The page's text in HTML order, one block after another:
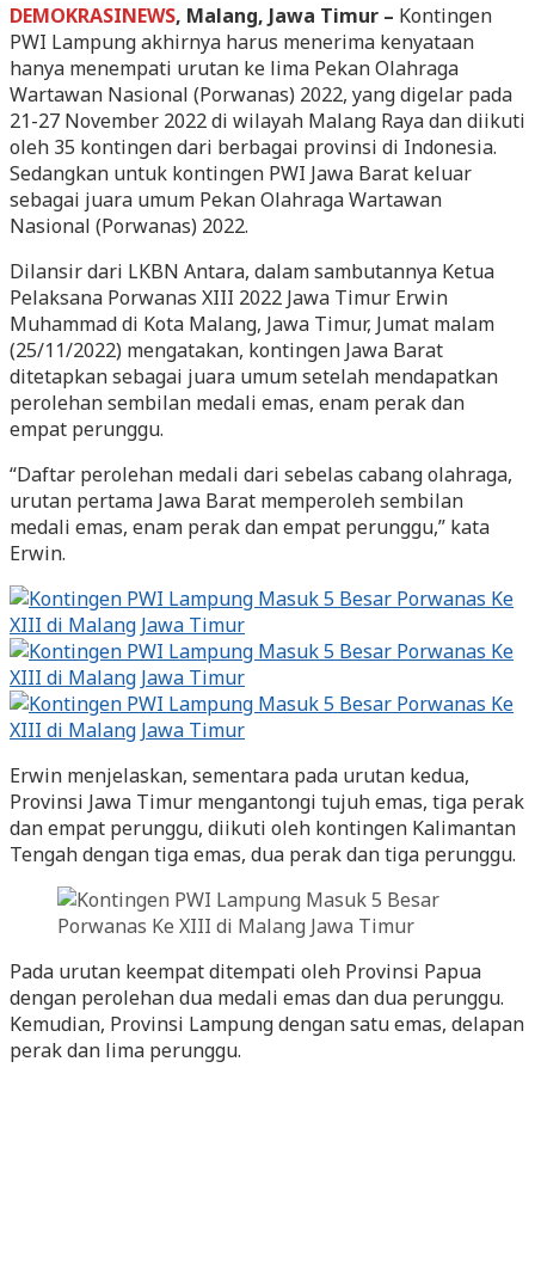
DEMOKRASINEWS, Malang, Jawa Timur – Kontingen
PWI Lampung akhirnya harus menerima kenyataan
hanya menempati urutan ke lima Pekan Olahraga
Wartawan Nasional (Porwanas) 2022, yang digelar pada
21-27 November 2022 di wilayah Malang Raya dan diikuti
oleh 35 kontingen dari berbagai provinsi di Indonesia.
Sedangkan untuk kontingen PWI Jawa Barat keluar
sebagai juara umum Pekan Olahraga Wartawan
Nasional (Porwanas) 2022.
Dilansir dari LKBN Antara, dalam sambutannya Ketua
Pelaksana Porwanas XIII 2022 Jawa Timur Erwin
Muhammad di Kota Malang, Jawa Timur, Jumat malam
(25/11/2022) mengatakan, kontingen Jawa Barat
ditetapkan sebagai juara umum setelah mendapatkan
perolehan sembilan medali emas, enam perak dan
empat perunggu.
“Daftar perolehan medali dari sebelas cabang olahraga,
urutan pertama Jawa Barat memperoleh sembilan
medali emas, enam perak dan empat perunggu,” kata
Erwin.
Erwin menjelaskan, sementara pada urutan kedua,
Provinsi Jawa Timur mengantongi tujuh emas, tiga perak
dan empat perunggu, diikuti oleh kontingen Kalimantan
Tengah dengan tiga emas, dua perak dan tiga perunggu.
Pada urutan keempat ditempati oleh Provinsi Papua
dengan perolehan dua medali emas dan dua perunggu.
Kemudian, Provinsi Lampung dengan satu emas, delapan
perak dan lima perunggu.